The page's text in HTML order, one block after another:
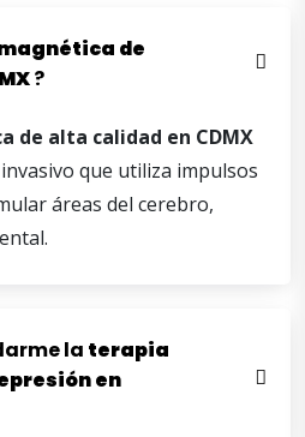
de
?
de alta calidad en CDMX
que utiliza impulsos
áreas del cerebro,
la terapia
en